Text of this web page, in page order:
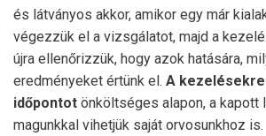
és látványos akkor, amikor egy már
végezzük el a vizsgálatot, majd a
újra ellenőrizzük, hogy azok hatására,
eredményeket értünk el. A
időpontot önköltséges alapon, a kapott
magunkkal vihetjük saját orvosunkhoz is.